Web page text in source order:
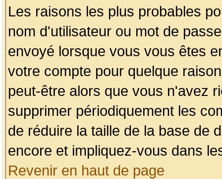
Les raisons les plus probables
nom d'utilisateur ou mot de
envoyé lorsque vous vous êtes
votre compte pour quelque
peut-être alors que vous n'avez
supprimer périodiquement les
de réduire la taille de la base de
encore et impliquez-vous dans
Revenir en haut de page